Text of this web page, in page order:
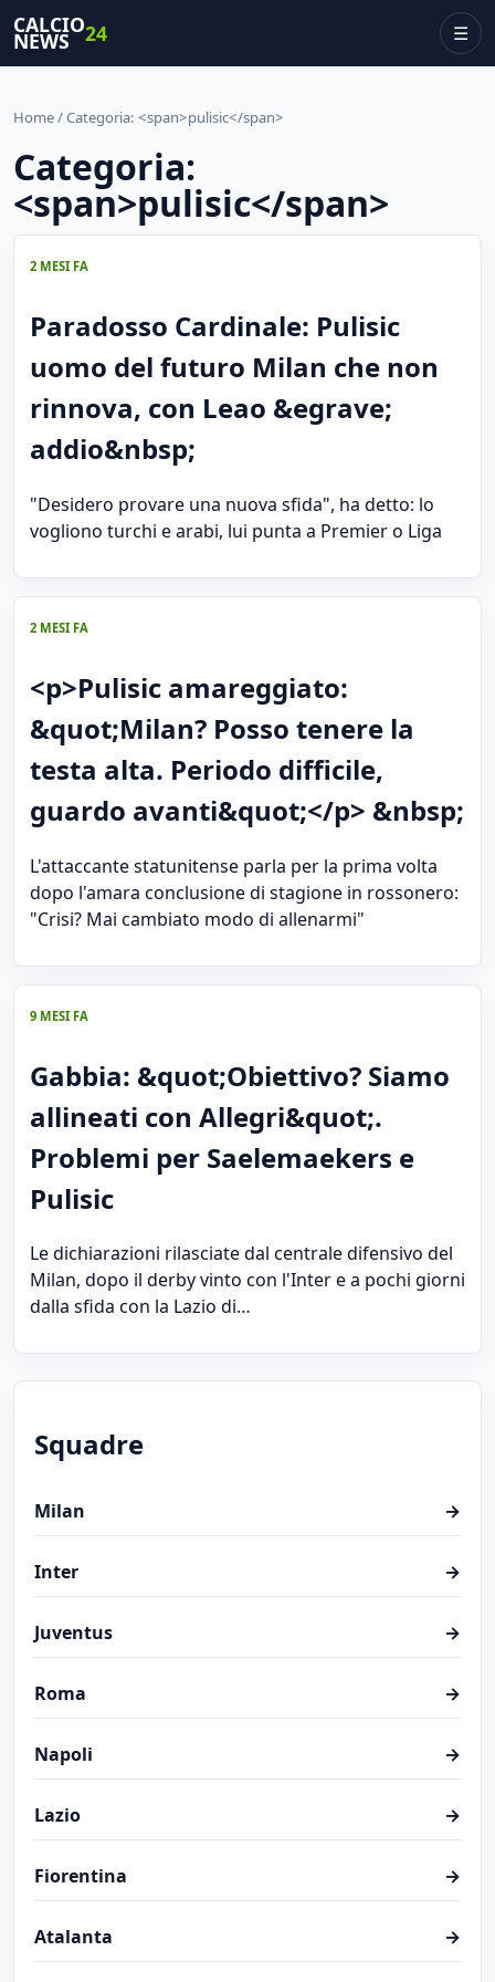
CALCIO
NEWS 24 ☰
Home/ Categoria: <span>pulisic</span>
Categoria:
<span>pulisic</span>
2 MESI FA
Paradosso Cardinale: Pulisic
uomo del futuro Milan che non
rinnova, con Leao &egrave;
addio&nbsp;
"Desidero provare una nuova sfida", ha detto: lo
vogliono turchi e arabi, lui punta a Premier o Liga
2 MESI FA
<p>Pulisic amareggiato:
&quot;Milan? Posso tenere la
testa alta. Periodo difficile,
guardo avanti&quot;</p> &nbsp;
L'attaccante statunitense parla per la prima volta
dopo l'amara conclusione di stagione in rossonero:
"Crisi? Mai cambiato modo di allenarmi"
9 MESI FA
Gabbia: &quot;Obiettivo? Siamo
allineati con Allegri&quot;.
Problemi per Saelemaekers e
Pulisic
Le dichiarazioni rilasciate dal centrale difensivo del
Milan, dopo il derby vinto con l'Inter e a pochi giorni
dalla sfida con la Lazio di…
Squadre
Milan →
Inter →
Juventus →
Roma →
Napoli →
Lazio →
Fiorentina →
Atalanta →